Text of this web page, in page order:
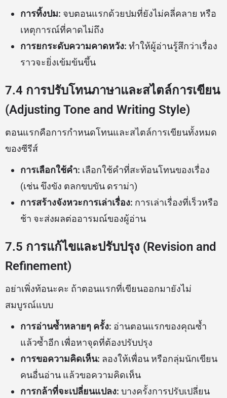
การทิ้งปม: จบตอนแรกด้วยปมที่ยังไม่คลี่คลาย หรือ
เหตุการณ์ที่คาดไม่ถึง
การยกระดับความคาดหวัง: ทำให้ผู้อ่านรู้สึกว่าเรื่อง
ราวจะยิ่งเข้มข้นขึ้น
7.4 การปรับโทนภาษาและสไตล์การเขียน
(Adjusting Tone and Writing Style)
ตอนแรกคือการกำหนดโทนและสไตล์การเขียนทั้งหมด
ของซีรีส์
การเลือกใช้คำ: เลือกใช้คำที่สะท้อนโทนของเรื่อง
(เช่น ขึงขัง ตลกขบขัน ดราม่า)
การสร้างจังหวะการเล่าเรื่อง: การเล่าเรื่องที่เร็วหรือ
ช้า จะส่งผลต่ออารมณ์ของผู้อ่าน
7.5 การแก้ไขและปรับปรุง (Revision and
Refinement)
อย่าเพิ่งท้อนะคะ ถ้าตอนแรกที่เขียนออกมายังไม่
สมบูรณ์แบบ
การอ่านซ้ำหลายๆ ครั้ง: อ่านตอนแรกของคุณซ้ำ
แล้วซ้ำอีก เพื่อหาจุดที่ต้องปรับปรุง
การขอความคิดเห็น: ลองให้เพื่อน หรือกลุ่มนักเขียน
คนอื่นอ่าน แล้วขอความคิดเห็น
การกล้าที่จะเปลี่ยนแปลง: บางครั้งการปรับเปลี่ยน